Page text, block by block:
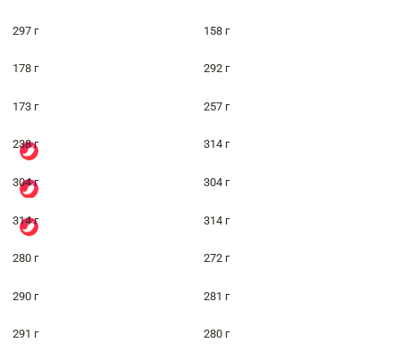
297 г 158 г
178 г 292 г
173 г 257 г
238 г 314 г
304 г 304 г
314 г 314 г
280 г 272 г
290 г 281 г
291 г 280 г